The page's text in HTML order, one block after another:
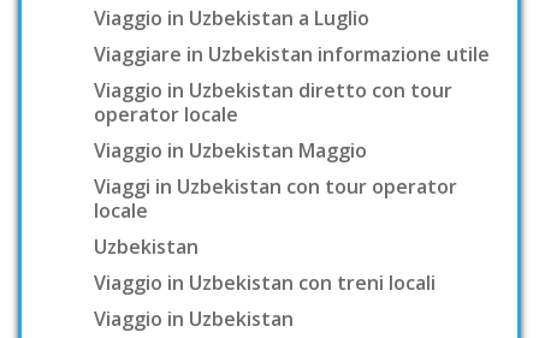
Viaggio in Uzbekistan a Luglio
Viaggiare in Uzbekistan informazione utile
Viaggio in Uzbekistan diretto con tour
operator locale
Viaggio in Uzbekistan Maggio
Viaggi in Uzbekistan con tour operator
locale
Uzbekistan
Viaggio in Uzbekistan con treni locali
Viaggio in Uzbekistan